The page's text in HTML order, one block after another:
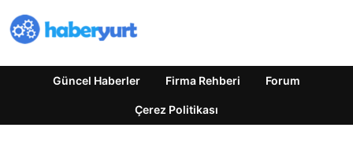
Güncel Haberler Firma Rehberi Forum
Çerez Politikası